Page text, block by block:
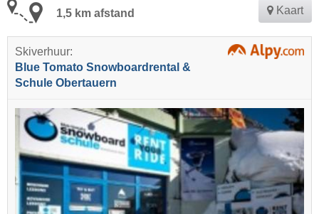
1,5 km afstand Kaart
Skiverhuur:
Blue Tomato Snowboardrental &
Schule Obertauern